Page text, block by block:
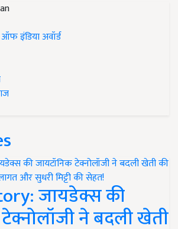
इंडिया अवॉर्ड
जायडेक्स की
ने बदली खेती